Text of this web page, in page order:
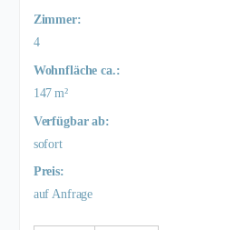
Zimmer:
4
Wohnfläche ca.:
147 m²
Verfügbar ab:
sofort
Preis:
auf Anfrage